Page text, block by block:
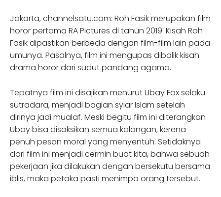
Jakarta, channelsatu.com: Roh Fasik merupakan film
horor pertama RA Pictures di tahun 2019. Kisah Roh
Fasik dipastikan berbeda dengan film-film lain pada
umunya. Pasalnya, film ini mengupas dibalik kisah
drama horor dari sudut pandang agama.
Tepatnya film ini disajikan menurut Ubay Fox selaku
sutradara, menjadi bagian syiar Islam setelah
dirinya jadi mualaf. Meski begitu film ini diterangkan
Ubay bisa disaksikan semua kalangan, kerena
penuh pesan moral yang menyentuh. Setidaknya
dari film ini menjadi cermin buat kita, bahwa sebuah
pekerjaan jika dilakukan dengan bersekutu bersama
iblis, maka petaka pasti menimpa orang tersebut.